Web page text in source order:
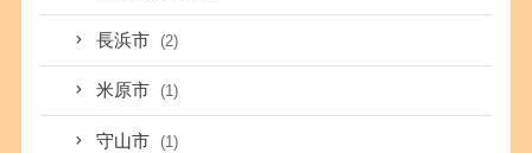
長浜市 (2)
米原市 (1)
守山市 (1)